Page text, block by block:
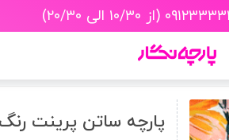
پارچه ساتن پرینت رنگ 89